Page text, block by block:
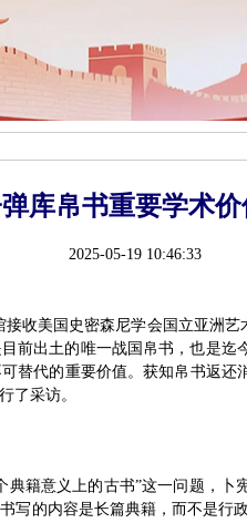
库帛书重要学术
2025-05-19 10:46:33
收美国史密森尼学会国立亚洲
前出土的唯一战国帛书，也是
替代的重要价值。获知帛书返还
了采访。
籍意义上的古书”这一问题，
写的内容是长篇典籍，而不是行